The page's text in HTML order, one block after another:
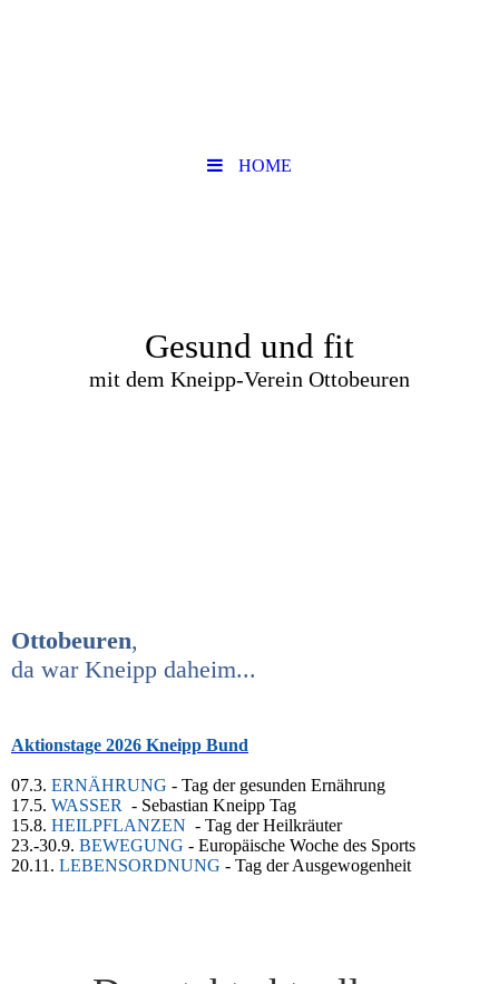
HOME
Gesund und fit
mit dem Kneipp-Verein Ottobeuren
Ottobeuren,
da war Kneipp daheim...
Aktionstage 2026 Kneipp Bund
07.3. ERNÄHRUNG - Tag der gesunden Ernährung
17.5. WASSER - Sebastian Kneipp Tag
15.8. HEILPFLANZEN - Tag der Heilkräuter
23.-30.9. BEWEGUNG - Europäische Woche des Sports
20.11. LEBENSORDNUNG - Tag der Ausgewogenheit